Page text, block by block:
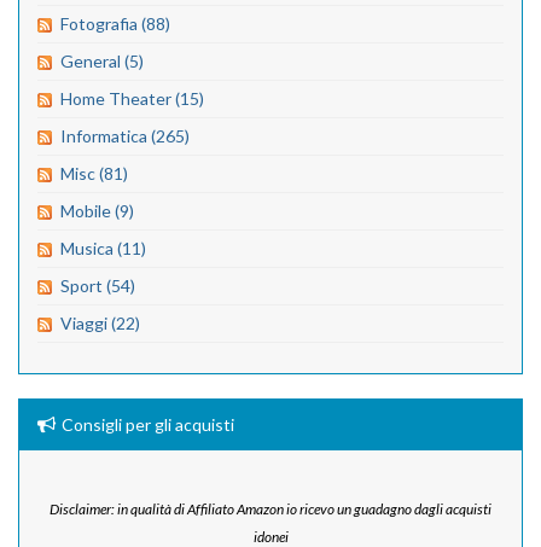
Fotografia (88)
General (5)
Home Theater (15)
Informatica (265)
Misc (81)
Mobile (9)
Musica (11)
Sport (54)
Viaggi (22)
Consigli per gli acquisti
Disclaimer: in qualità di Affiliato Amazon io ricevo un guadagno dagli acquisti
idonei